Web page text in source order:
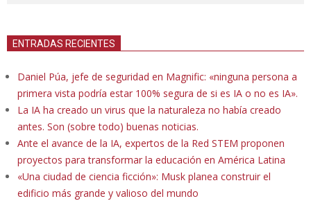
ENTRADAS RECIENTES
Daniel Púa, jefe de seguridad en Magnific: «ninguna persona a
primera vista podría estar 100% segura de si es IA o no es IA».
La IA ha creado un virus que la naturaleza no había creado
antes. Son (sobre todo) buenas noticias.
Ante el avance de la IA, expertos de la Red STEM proponen
proyectos para transformar la educación en América Latina
«Una ciudad de ciencia ficción»: Musk planea construir el
edificio más grande y valioso del mundo